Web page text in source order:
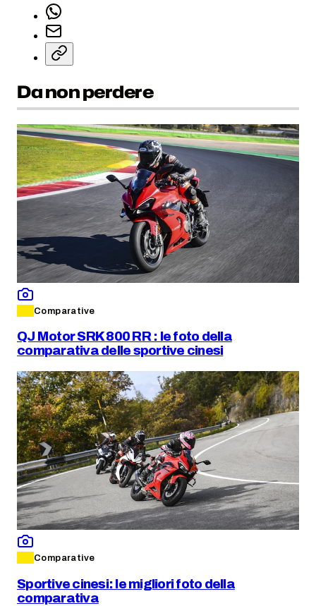
Da non perdere
Comparative
QJ Motor SRK 800 RR : le foto della
comparativa delle sportive cinesi
Comparative
Sportive cinesi: le migliori foto della
comparativa